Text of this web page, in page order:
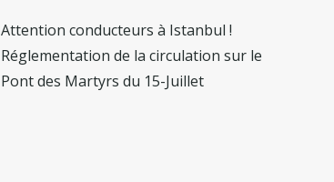
Attention conducteurs à Istanbul !
Réglementation de la circulation sur le
Pont des Martyrs du 15-Juillet